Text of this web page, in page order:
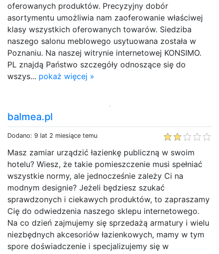
oferowanych produktów. Precyzyjny dobór
asortymentu umożliwia nam zaoferowanie właściwej
klasy wszystkich oferowanych towarów. Siedziba
naszego salonu meblowego usytuowana została w
Poznaniu. Na naszej witrynie internetowej KONSIMO.
PL znajdą Państwo szczegóły odnoszące się do
wszys... pokaż więcej »
balmea.pl
Dodano: 9 lat 2 miesiące temu
Masz zamiar urządzić łazienkę publiczną w swoim
hotelu? Wiesz, że takie pomieszczenie musi spełniać
wszystkie normy, ale jednocześnie zależy Ci na
modnym designie? Jeżeli będziesz szukać
sprawdzonych i ciekawych produktów, to zapraszamy
Cię do odwiedzenia naszego sklepu internetowego.
Na co dzień zajmujemy się sprzedażą armatury i wielu
niezbędnych akcesoriów łazienkowych, mamy w tym
spore doświadczenie i specjalizujemy się w